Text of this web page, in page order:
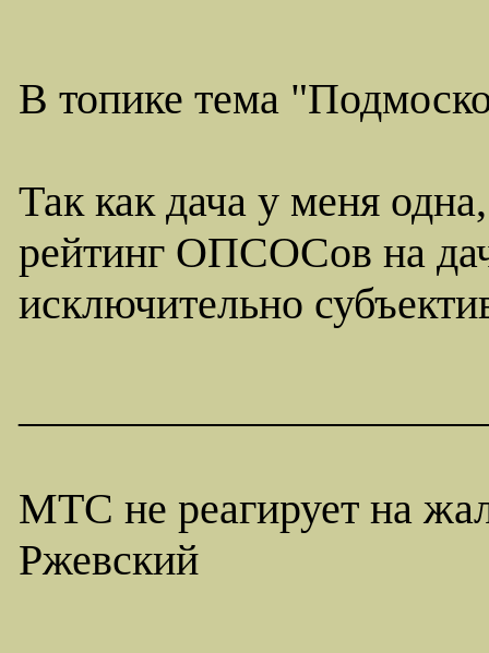
В топике тема
Так как дача у меня
рейтинг ОПСОСов на
исключительно
МТС не реагирует на
Ржевский